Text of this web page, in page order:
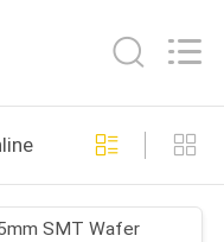
SMT Wafer